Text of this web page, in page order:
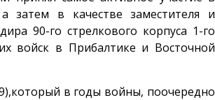
затем в качестве заместителя и
90-го стрелкового корпуса 1-го
войск в Прибалтике и Восточной
в годы войны, поочередно